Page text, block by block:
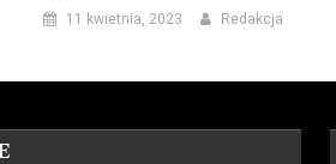
11 kwietnia, 2023 Redakcja